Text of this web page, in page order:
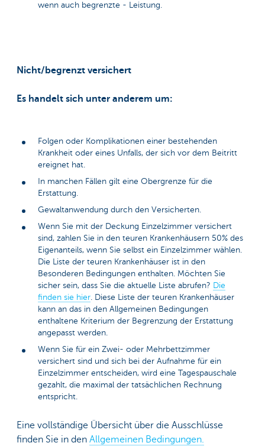
wenn auch begrenzte - Leistung.
Nicht/begrenzt versichert
Es handelt sich unter anderem um:
Folgen oder Komplikationen einer bestehenden
Krankheit oder eines Unfalls, der sich vor dem Beitritt
ereignet hat.
In manchen Fällen gilt eine Obergrenze für die
Erstattung.
Gewaltanwendung durch den Versicherten.
Wenn Sie mit der Deckung Einzelzimmer versichert
sind, zahlen Sie in den teuren Krankenhäusern 50% des
Eigenanteils, wenn Sie selbst ein Einzelzimmer wählen.
Die Liste der teuren Krankenhäuser ist in den
Besonderen Bedingungen enthalten. Möchten Sie
sicher sein, dass Sie die aktuelle Liste abrufen? Die
finden sie hier . Diese Liste der teuren Krankenhäuser
kann an das in den Allgemeinen Bedingungen
enthaltene Kriterium der Begrenzung der Erstattung
angepasst werden.
Wenn Sie für ein Zwei- oder Mehrbettzimmer
versichert sind und sich bei der Aufnahme für ein
Einzelzimmer entscheiden, wird eine Tagespauschale
gezahlt, die maximal der tatsächlichen Rechnung
entspricht.
Eine vollständige Übersicht über die Ausschlüsse
finden Sie in den Allgemeinen Bedingungen.